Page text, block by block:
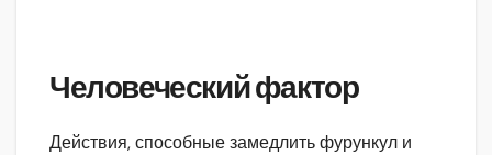
Человеческий фактор
Действия, способные замедлить фурункул и